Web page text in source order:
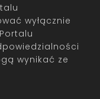
wyłącznie
wynikać ze